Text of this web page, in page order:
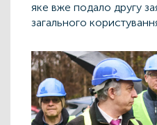
яке вже подало другу
загального